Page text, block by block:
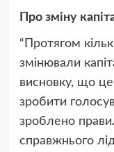
Про зміну
“Протягом
змінювали
висновку, що
зробити
зроблено
справжнього